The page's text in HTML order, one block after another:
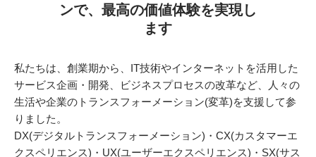
ンで、最高の価値体験を実現し
ます
私たちは、創業期から、IT技術やインターネットを活用した
サービス企画・開発、ビジネスプロセスの改革など、人々の
生活や企業のトランスフォーメーション(変革)を支援して参
りました。
DX(デジタルトランスフォーメーション)・CX(カスタマーエ
クスペリエンス)・UX(ユーザーエクスペリエンス)・SX(サス